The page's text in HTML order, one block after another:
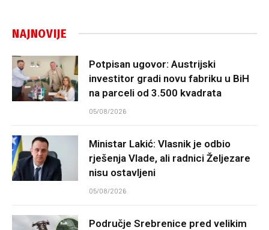
NAJNOVIJE
Potpisan ugovor: Austrijski
investitor gradi novu fabriku u BiH
na parceli od 3.500 kvadrata
05/08/2026
Ministar Lakić: Vlasnik je odbio
rješenja Vlade, ali radnici Željezare
nisu ostavljeni
05/08/2026
Područje Srebrenice pred velikim